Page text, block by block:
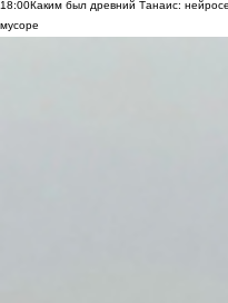
18:00Каким был древний Танаис:
мусоре